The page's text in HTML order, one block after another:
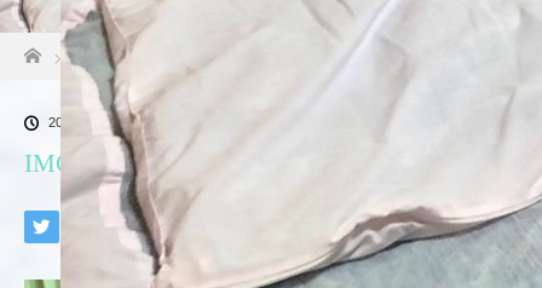
ホーム
ブログ一覧
2024.05.27
IMG_5318